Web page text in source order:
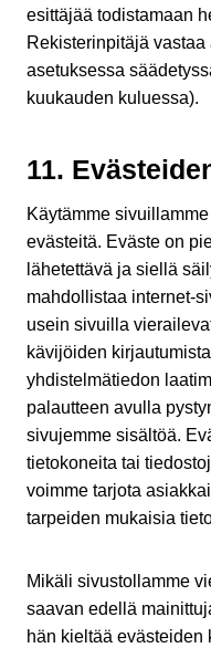
esittäjää todistamaan
Rekisterinpitäjä
asetuksessa
kuukauden kuluessa).
11.
Käytämme
evästeitä. Eväste on
lähetettävä ja siellä
mahdollistaa internet-
usein sivuilla
kävijöiden
yhdistelmätiedon
palautteen avulla
sivujemme sisältöä.
tietokoneita tai
voimme tarjota
tarpeiden mukaisia
Mikäli sivustollamme
saavan edellä
hän kieltää evästeiden